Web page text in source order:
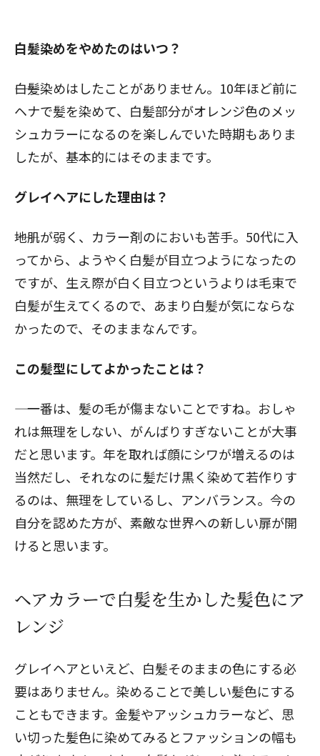
白髪染めをやめたのはいつ？
――白髪染めはしたことがありません。10年ほど前に
ヘナで髪を染めて、白髪部分がオレンジ色のメッ
シュカラーになるのを楽しんでいた時期もありま
したが、基本的にはそのままです。
グレイヘアにした理由は？
――地肌が弱く、カラー剤のにおいも苦手。50代に入
ってから、ようやく白髪が目立つようになったの
ですが、生え際が白く目立つというよりは毛束で
白髪が生えてくるので、あまり白髪が気にならな
かったので、そのままなんです。
この髪型にしてよかったことは？
―― 一番は、髪の毛が傷まないことですね。おしゃ
れは無理をしない、がんばりすぎないことが大事
だと思います。年を取れば顔にシワが増えるのは
当然だし、それなのに髪だけ黒く染めて若作りす
るのは、無理をしているし、アンバランス。今の
自分を認めた方が、素敵な世界への新しい扉が開
けると思います。
ヘアカラーで白髪を生かした髪色にア
レンジ
グレイヘアといえど、白髪そのままの色にする必
要はありません。染めることで美しい髪色にする
こともできます。金髪やアッシュカラーなど、思
い切った髪色に染めてみるとファッションの幅も